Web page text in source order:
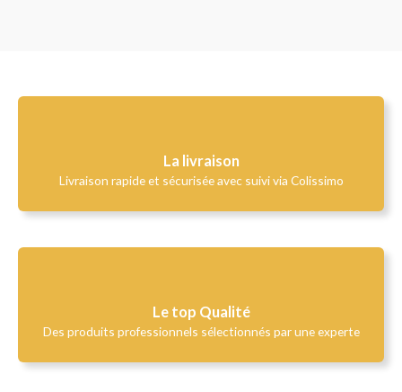
La livraison
Livraison rapide et sécurisée avec suivi via Colissimo
Le top Qualité​
Des produits professionnels sélectionnés par une experte